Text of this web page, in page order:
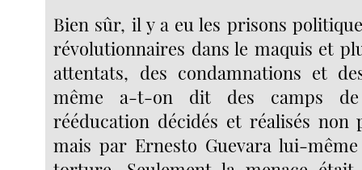
Bien sûr, il y a eu les prisons
révolutionnaires dans le maquis et
attentats, des condamnations et
même a-t-on dit des camps
rééducation décidés et réalisés non
mais par Ernesto Guevara lui-